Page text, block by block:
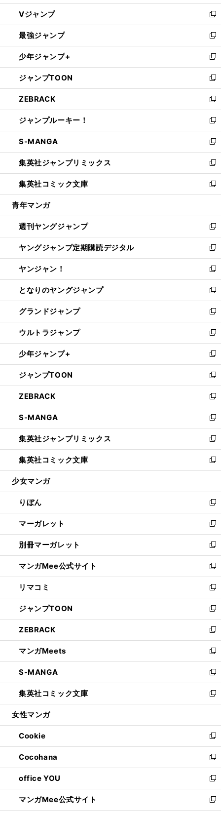
ウ
ィ
ン
ド
ウ
で
開
く
し
い
ウ
ィ
ン
ド
ウ
で
開
く
Vジャンプ
新
し
い
ウ
ィ
ン
ド
ウ
で
開
く
最強ジャンプ
新
し
い
ウ
ィ
ン
ド
ウ
で
開
く
少年ジャンプ+
新
し
い
ウ
ィ
ン
ド
ウ
で
開
く
ジャンプTOON
新
し
い
ウ
ィ
ン
ド
ウ
で
開
く
ZEBRACK
新
し
い
ウ
ィ
ン
ド
ウ
で
開
ジャンプルーキー！
新
し
い
ウ
ィ
ン
ド
ウ
開
く
S-MANGA
新
し
い
ウ
ィ
ン
ウ
で
開
く
集英社ジャンプリミックス
新
し
い
ウ
ン
ド
ウ
で
開
く
集英社コミック文庫
新
し
ウ
ィ
ン
ド
ウ
で
開
く
青年マンガ
週刊ヤングジャンプ
新
し
い
ウ
ィ
ン
ド
ウ
で
開
く
ヤングジャンプ定期購読デジタル
新
し
い
ウ
ィ
ン
ド
ウ
で
開
く
ヤンジャン！
新
し
い
ウ
ィ
ン
ド
ウ
で
開
く
となりのヤングジャンプ
新
し
い
ウ
ィ
ン
ド
ウ
で
開
く
グランドジャンプ
新
し
い
ウ
ィ
ン
ド
ウ
で
開
く
ウルトラジャンプ
新
し
い
ウ
ィ
ン
ド
ウ
で
開
く
少年ジャンプ+
新
し
い
ウ
ィ
ン
ド
ウ
で
開
く
ジャンプTOON
新
し
い
ウ
ィ
ン
ド
ウ
で
開
ZEBRACK
新
し
い
ウ
ィ
ン
ド
ウ
開
く
S-MANGA
新
し
い
ウ
ィ
ン
ウ
で
開
く
集英社ジャンプリミックス
新
し
い
ウ
ン
ド
ウ
で
開
く
集英社コミック文庫
新
し
ウ
ィ
ン
ド
ウ
で
開
く
少女マンガ
りぼん
新
し
い
ウ
ィ
ン
ド
ウ
で
開
く
マーガレット
新
し
い
ウ
ィ
ン
ド
ウ
で
開
く
別冊マーガレット
新
し
い
ウ
ィ
ン
ド
ウ
で
開
く
マンガMee公式サイト
新
し
い
ウ
ィ
ン
ド
ウ
で
開
く
リマコミ
新
し
い
ウ
ィ
ン
ド
ウ
で
開
く
ジャンプTOON
新
し
い
ウ
ィ
ン
ド
ウ
で
開
ZEBRACK
新
し
い
ウ
ィ
ン
ド
ウ
開
く
マンガMeets
新
し
い
ウ
ィ
ン
ウ
で
開
く
S-MANGA
新
し
い
ウ
ン
ド
ウ
で
開
く
集英社コミック文庫
新
し
ウ
ィ
ン
ド
ウ
で
開
く
女性マンガ
Cookie
新
し
い
ウ
ィ
ン
ド
ウ
Cocohana
新
し
い
ウ
ィ
ン
office YOU
新
し
い
ウ
マンガMee公式サイト
新
し